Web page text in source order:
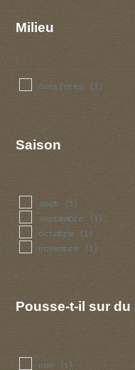
Milieu
coniferes (1)
Saison
aout (1)
septembre (1)
octobre (1)
novembre (1)
Pousse-t-il sur du
non (1)